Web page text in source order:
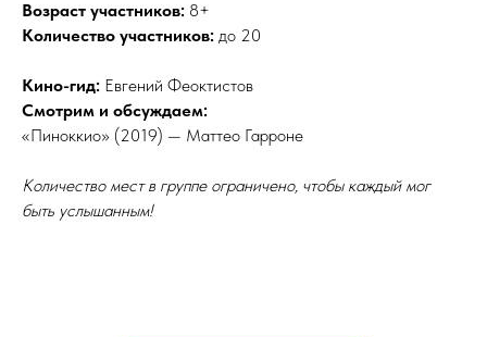
Возраст участников: 8+
Количество участников: до 20
Кино-гид: Евгений Феоктистов
Смотрим и обсуждаем:
«Пиноккио» (2019) — Маттео Гарроне
Количество мест в группе ограничено, чтобы каждый мог
быть услышанным!